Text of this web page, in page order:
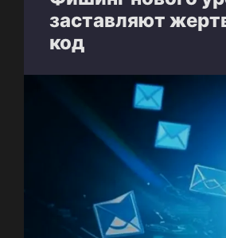
заставляют
код